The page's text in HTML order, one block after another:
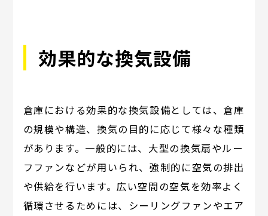
効果的な換気設備
倉庫における効果的な換気設備としては、倉庫
の規模や構造、換気の目的に応じて様々な種類
があります。一般的には、大型の換気扇やルー
フファンなどが用いられ、強制的に空気の排出
や供給を行います。広い空間の空気を効率よく
循環させるためには、シーリングファンやエア